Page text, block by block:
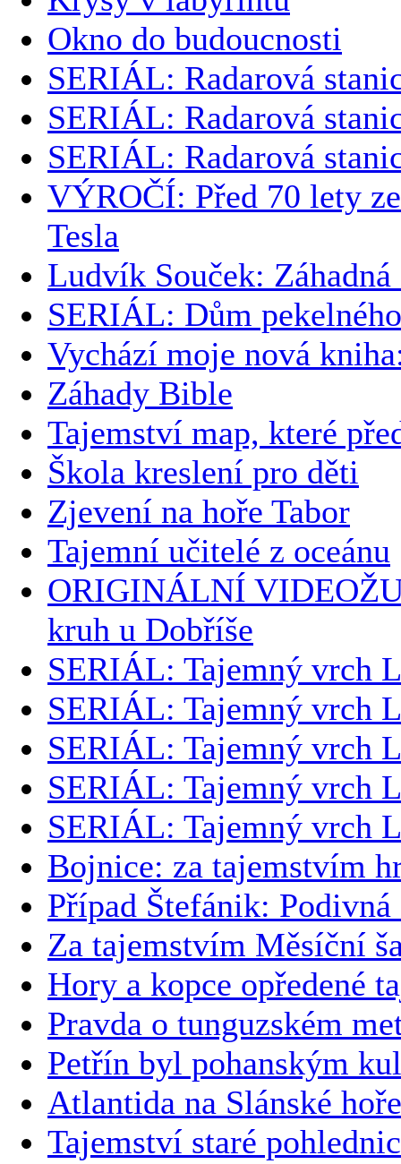
Okno do budoucnosti
SERIÁL: Radarová
SERIÁL: Radarová
SERIÁL: Radarová
VÝROČÍ: Před 70 lety
Tesla
Ludvík Souček:
SERIÁL: Dům
Vychází moje nová
Záhady Bible
Tajemství map, které
Škola kreslení pro děti
Zjevení na hoře Tabor
Tajemní učitelé z oceánu
ORIGINÁLNÍ
kruh u Dobříše
SERIÁL: Tajemný vrch
SERIÁL: Tajemný vrch
SERIÁL: Tajemný vrch
SERIÁL: Tajemný vrch
SERIÁL: Tajemný vrch
Bojnice: za tajemstvím
Případ Štefánik:
Za tajemstvím Měsíční
Hory a kopce opředené
Pravda o tunguzském
Petřín byl pohanským
Atlantida na Slánské hoře
Tajemství staré